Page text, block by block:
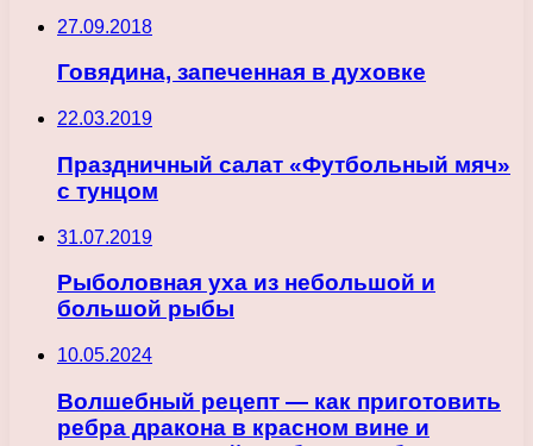
27.09.2018
Говядина, запеченная в духовке
22.03.2019
Праздничный салат «Футбольный мяч»
с тунцом
31.07.2019
Рыболовная уха из небольшой и
большой рыбы
10.05.2024
Волшебный рецепт — как приготовить
ребра дракона в красном вине и